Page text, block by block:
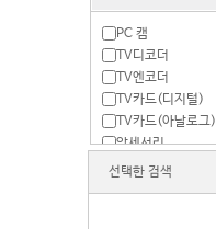
PC 캠
TV디코더
TV엔코더
TV카드(디지털)
TV카드(아날로그)
악세서리
영상편집장치
선택한 검색